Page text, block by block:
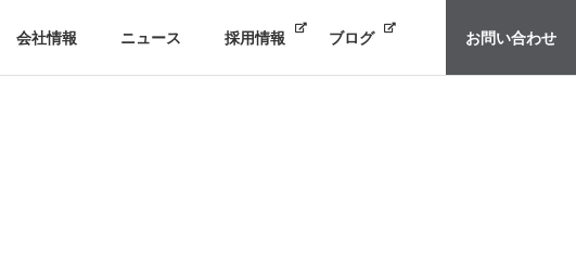
会社情報 ニュース 採用情報 ブログ お問い合わせ